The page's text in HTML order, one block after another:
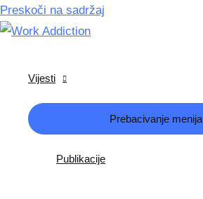
Preskoči na sadržaj
Vijesti
Prebacivanje menija
Publikacije